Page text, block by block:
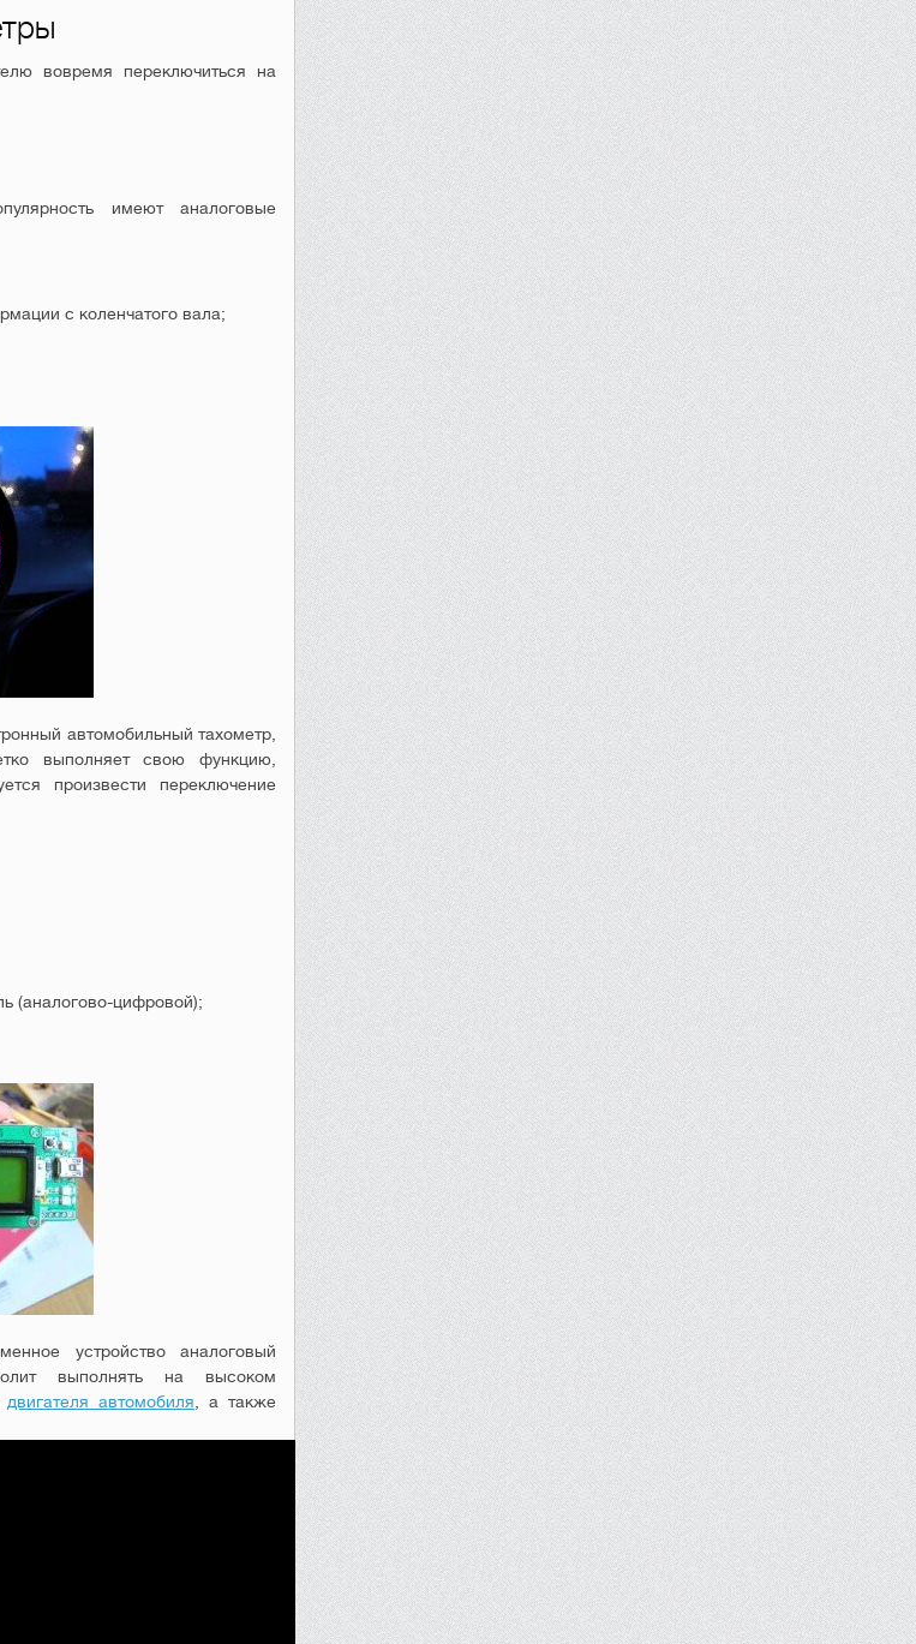
вовремя переключиться на
имеют аналоговые
с коленчатого вала;
автомобильный тахометр,
выполняет свою функцию,
произвести переключение
(аналогово-цифровой);
устройство аналоговый
выполнять на высоком
двигателя автомобиля , а также